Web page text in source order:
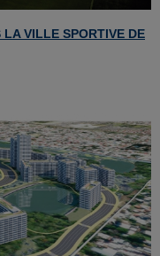
LA VILLE SPORTIVE DE